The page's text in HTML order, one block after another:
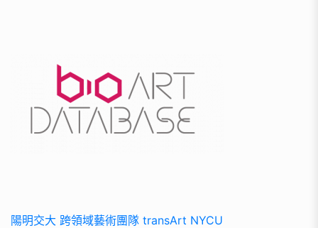
陽明交大 跨領域藝術團隊 transArt NYCU